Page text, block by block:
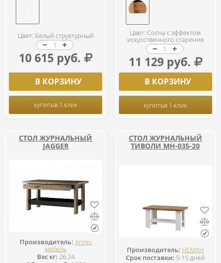
Цвет: Белый структурный
10 615 руб.
В КОРЗИНУ
купитьв 1 клик
Цвет: Сосна с эффектом
искусственного старения
11 129 руб.
В КОРЗИНУ
купитьв 1 клик
СТОЛ ЖУРНАЛЬНЫЙ
JAGGER
Производитель: Anrex
мебель
Вес кг: 26.24
СТОЛ ЖУРНАЛЬНЫЙ
ТИВОЛИ МН-035-20
Производитель: НЕМАН
Срок поставки: 5-15 дней